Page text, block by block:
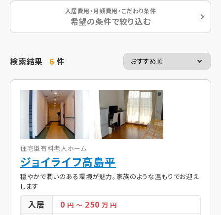
入居費用・月額費用・こだわり条件
希望の条件で絞り込む
検索結果 6 件
住宅型有料老人ホーム
ジョイライフ高島平
穏やかで潤いのある環境が魅力。家族のような温もりでお迎え
します
入居 0 円 ～ 250万 円